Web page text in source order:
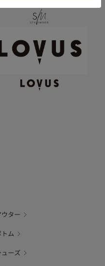
ウター
トム
ューズ